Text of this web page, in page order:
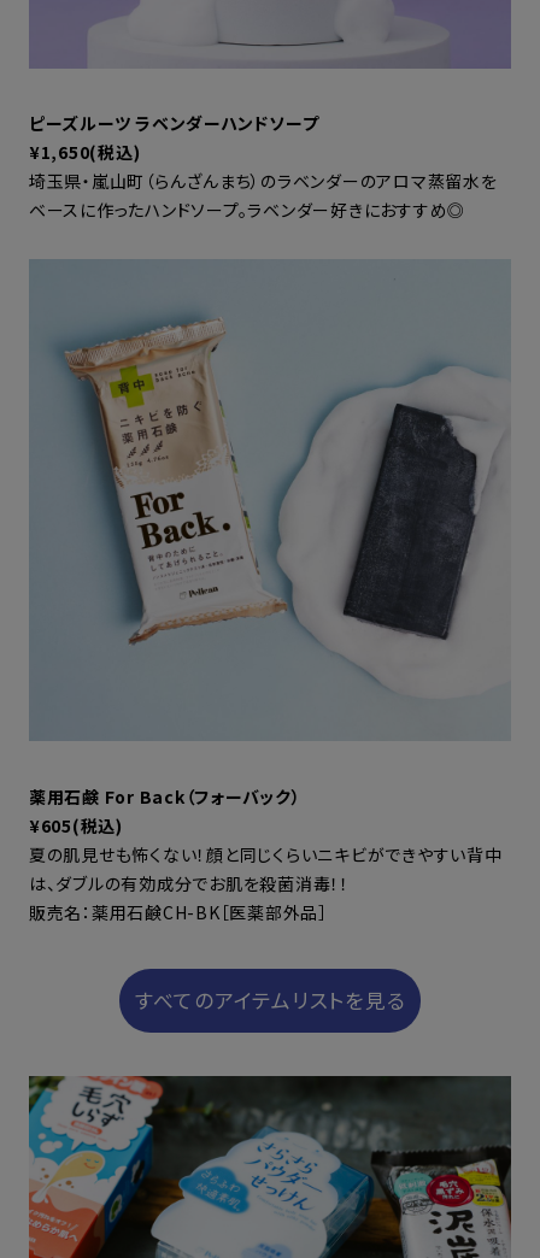
ピーズルーツ ラベンダーハンドソープ
¥1,650(税込)
埼玉県・嵐山町（らんざんまち）のラベンダーのアロマ蒸留水を
ベースに作ったハンドソープ。ラベンダー好きにおすすめ◎
薬用石鹸 For Back（フォーバック）
¥605(税込)
夏の肌見せも怖くない！顔と同じくらいニキビができやすい背中
は、ダブルの有効成分でお肌を殺菌消毒！！
販売名：薬用石鹸CH-BK［医薬部外品］
すべてのアイテムリストを見る